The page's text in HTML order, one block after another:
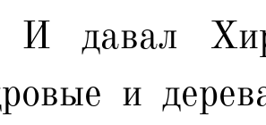
давал
и